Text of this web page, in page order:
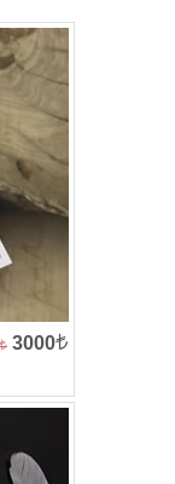
3000